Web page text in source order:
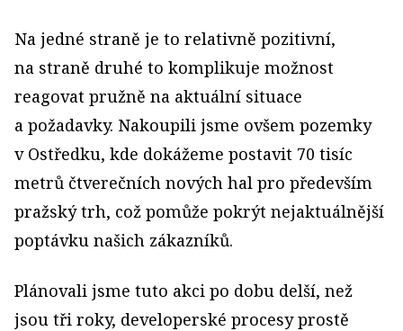
Na jedné straně je to relativně pozitivní,
na straně druhé to komplikuje možnost
reagovat pružně na aktuální situace
a požadavky. Nakoupili jsme ovšem pozemky
v Ostředku, kde dokážeme postavit 70 tisíc
metrů čtverečních nových hal pro především
pražský trh, což pomůže pokrýt nejaktuálnější
poptávku našich zákazníků.
Plánovali jsme tuto akci po dobu delší, než
jsou tři roky, developerské procesy prostě